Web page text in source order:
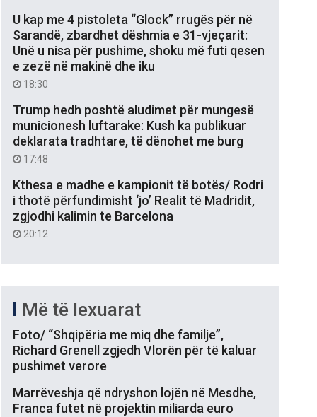
U kap me 4 pistoleta “Glock” rrugës për në
Sarandë, zbardhet dëshmia e 31-vjeçarit:
Unë u nisa për pushime, shoku më futi qesen
e zezë në makinë dhe iku
18:30
Trump hedh poshtë aludimet për mungesë
municionesh luftarake: Kush ka publikuar
deklarata tradhtare, të dënohet me burg
17:48
Kthesa e madhe e kampionit të botës/ Rodri
i thotë përfundimisht ‘jo’ Realit të Madridit,
zgjodhi kalimin te Barcelona
20:12
Më të lexuarat
Foto/ “Shqipëria me miq dhe familje”,
Richard Grenell zgjedh Vlorën për të kaluar
pushimet verore
Marrëveshja që ndryshon lojën në Mesdhe,
Franca futet në projektin miliarda euro